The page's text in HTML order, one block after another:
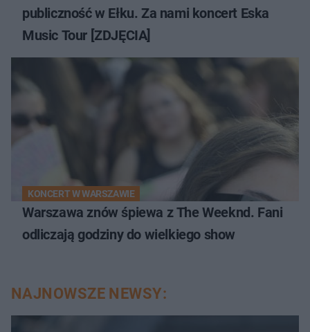
publiczność w Ełku. Za nami koncert Eska
Music Tour [ZDJĘCIA]
KONCERT W WARSZAWIE
Warszawa znów śpiewa z The Weeknd. Fani
odliczają godziny do wielkiego show
NAJNOWSZE NEWSY: